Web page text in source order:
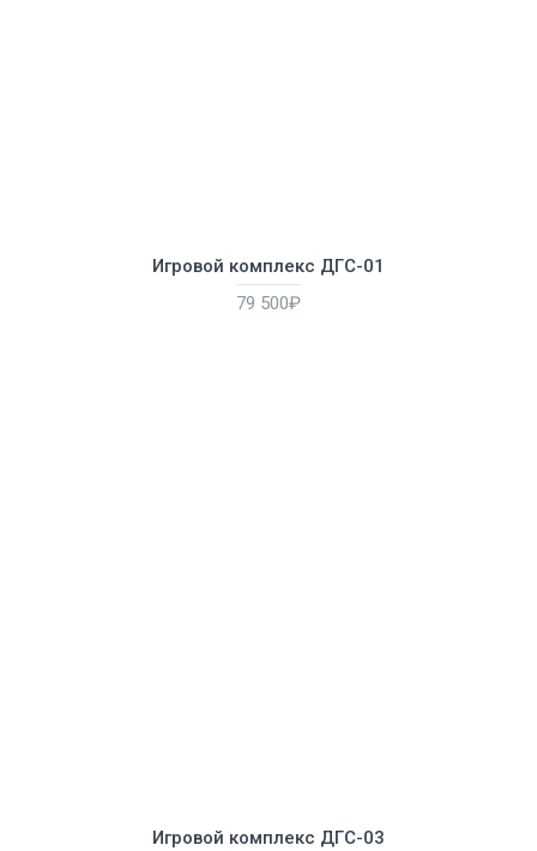
Игровой комплекс ДГС-01
79 500₽
Игровой комплекс ДГС-03